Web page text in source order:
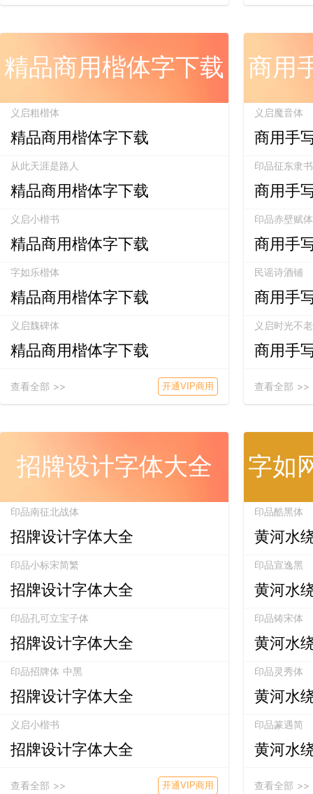
精品商用楷体字下载
义启粗楷体
精品商用楷体字下载
从此天涯是路人
精品商用楷体字下载
义启小楷书
精品商用楷体字下载
字如乐楷体
精品商用楷体字下载
义启魏碑体
精品商用楷体字下载
查看全部 >> 开通VIP商用
商用
义启魔音体
商用手
印品征东隶
商用手
印品赤壁赋体
商用手
民谣诗酒铺
商用手
义启时光不老
商用手
查看全部 >>
招牌设计字体大全
印品南征北战体
招牌设计字体大全
印品小标宋简繁
招牌设计字体大全
印品孔可立宝子体
招牌设计字体大全
印品招牌体 中黑
招牌设计字体大全
义启小楷书
招牌设计字体大全
查看全部 >> 开通VIP商用
字如
印品酷黑体
黄河水
印品宣逸黑
黄河水
印品铸宋体
黄河水
印品灵秀体
黄河水
印品篆遇简
黄河水
查看全部 >>